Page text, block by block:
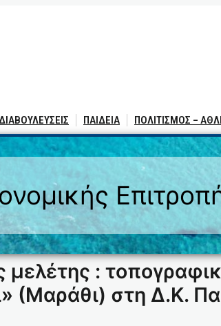
ΠΑΙΔΕΙΑ ΠΟΛΙΤΙΣΜΟΣ –
:
(Μαράθι) στη Δ.Κ.